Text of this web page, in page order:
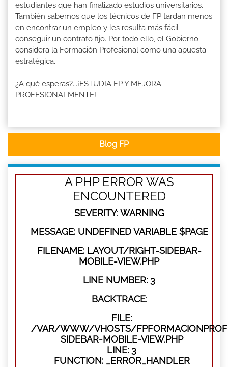
estudiantes que han finalizado estudios universitarios.
También sabemos que los técnicos de FP tardan menos
en encontrar un empleo y les resulta más fácil
conseguir un contrato fijo. Por todo ello, el Gobierno
considera la Formación Profesional como una apuesta
estratégica.
¿A qué esperas?...¡ESTUDIA FP Y MEJORA
PROFESIONALMENTE!
Blog FP
A PHP ERROR WAS
ENCOUNTERED
SEVERITY: WARNING
MESSAGE: UNDEFINED VARIABLE $PAGE
FILENAME: LAYOUT/RIGHT-SIDEBAR-
MOBILE-VIEW.PHP
LINE NUMBER: 3
BACKTRACE:
FILE:
/VAR/WWW/VHOSTS/
SIDEBAR-MOBILE-VIEW.PHP
LINE: 3
FUNCTION: _ERROR_HANDLER